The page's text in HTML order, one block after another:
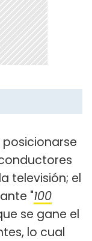
televisión; el
"100
se gane el
lo cual